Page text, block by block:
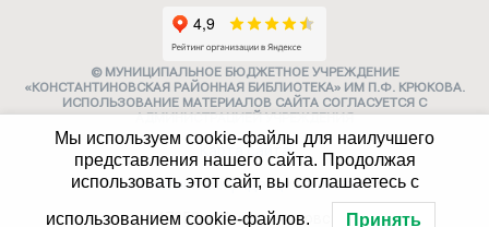
Мы используем cookie-файлы для наилучшего
представления нашего сайта. Продолжая
использовать этот сайт, вы соглашаетесь с
использованием cookie-файлов. Принять
© МУНИЦИПАЛЬНОЕ БЮДЖЕТНОЕ УЧРЕЖДЕНИЕ
«КОНСТАНТИНОВСКАЯ РАЙОННАЯ БИБЛИОТЕКА» ИМ П.Ф. КРЮКОВА.
ИСПОЛЬЗОВАНИЕ МАТЕРИАЛОВ САЙТА СОГЛАСУЕТСЯ С
АДМИНИСТРАЦИЕЙ УЧРЕЖДЕНИЯ
Карта сайта
Политика конфиденциальности
347252, г. Константиновск,